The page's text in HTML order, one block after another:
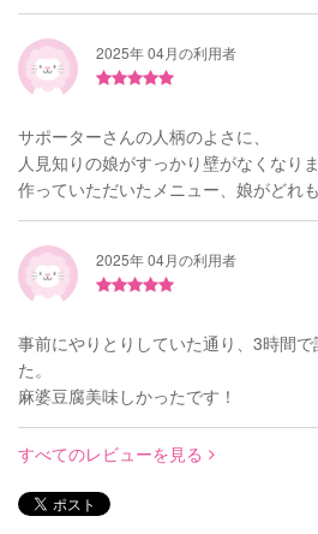
2025年 04月の利用者
サポーターさんの人柄のよさに、
人見知りの娘がすっかり壁がなくなりま
作っていただいたメニュー、娘がどれ
2025年 04月の利用者
事前にやりとりしていた通り、3時間
た。
麻婆豆腐美味しかったです！
すべてのレビューを見る